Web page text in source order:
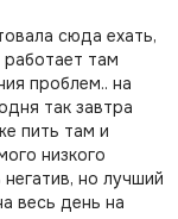
сюда ехать,
там
проблем.. на
так завтра
пить там и
низкого
но лучший
весь день на